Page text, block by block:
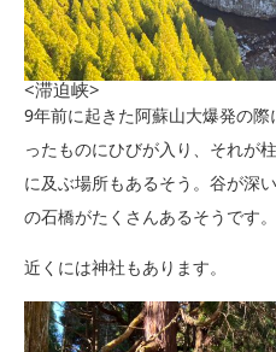
<滞迫峡>
9年前に起きた阿蘇山大爆発の
ったものにひびが入り、それが
に及ぶ場所もあるそう。谷が深
の石橋がたくさんあるそうです。
近くには神社もあります。